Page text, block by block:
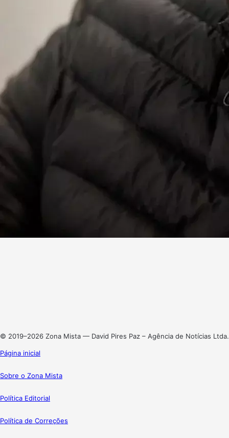
© 2019–2026 Zona Mista — David Pires Paz – Agência de Notícias Ltda.
Página inicial
Sobre o Zona Mista
Política Editorial
Política de Correções